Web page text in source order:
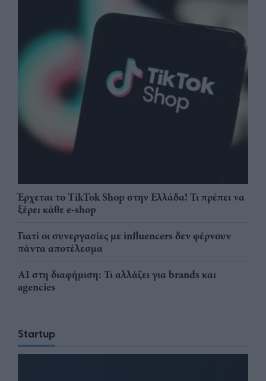
Έρχεται το TikTok Shop στην Ελλάδα! Τι πρέπει να
ξέρει κάθε e-shop
Γιατί οι συνεργασίες με influencers δεν φέρνουν
πάντα αποτέλεσμα
AI στη διαφήμιση: Τι αλλάζει για brands και
agencies
Startup